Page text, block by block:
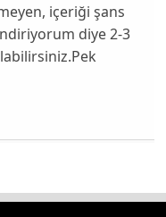
içeriği şans
diye 2-3